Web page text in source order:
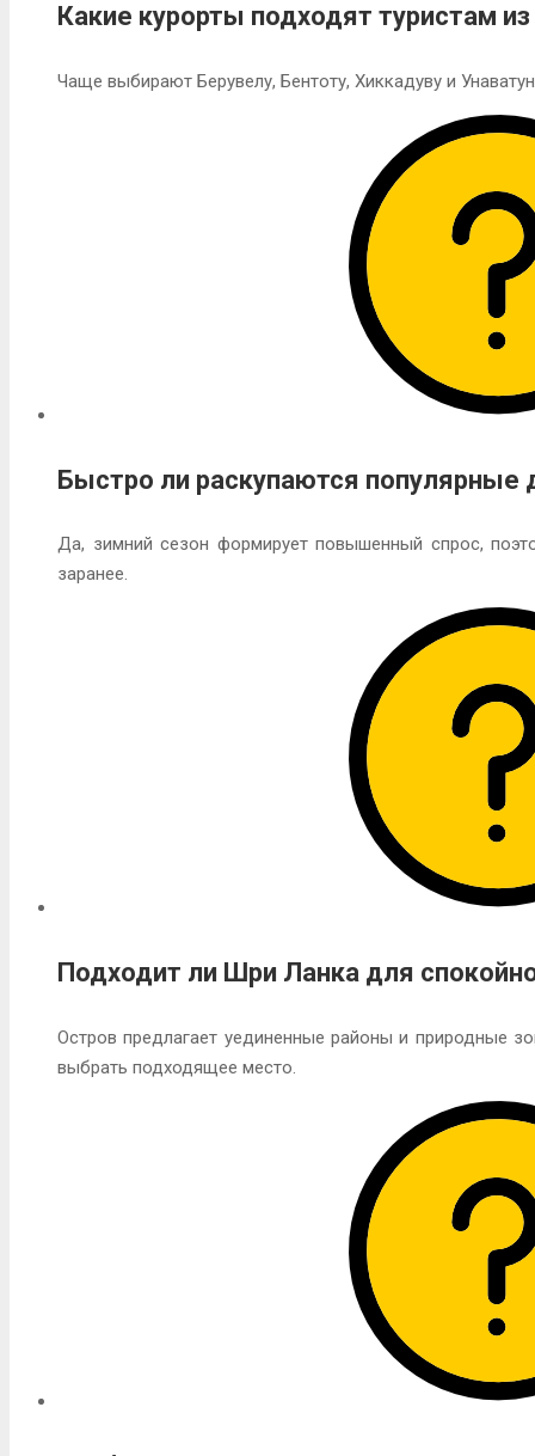
Какие курорты подходят туристам
Чаще выбирают Берувелу, Бентоту, Хиккадуву и
Быстро ли раскупаются популярные
Да, зимний сезон формирует повышенный спрос,
заранее.
Подходит ли Шри Ланка для
Остров предлагает уединенные районы и природные
выбрать подходящее место.